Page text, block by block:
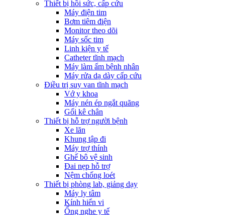
Thiết bị hồi sức, cấp cứu
Máy điện tim
Bơm tiêm điện
Monitor theo dõi
Máy sốc tim
Linh kiện y tế
Catheter tĩnh mạch
Máy làm ấm bệnh nhân
Máy rửa dạ dày cấp cứu
Điều trị suy van tĩnh mạch
Vớ y khoa
Máy nén ép ngắt quãng
Gối kê chân
Thiết bị hỗ trợ người bệnh
Xe lăn
Khung tập đi
Máy trợ thính
Ghế bô vệ sinh
Đai nẹp hỗ trợ
Nệm chống loét
Thiết bị phòng lab, giảng dạy
Máy ly tâm
Kính hiển vi
Ống nghe y tế